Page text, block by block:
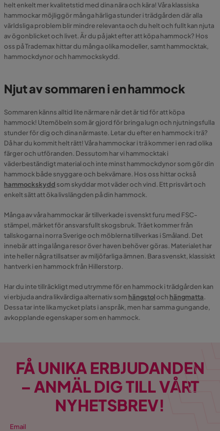
helt enkelt mer kvalitetstid med dina nära och kära! Våra klassiska
hammockar möjliggör många härliga stunder i trädgården där alla
världsliga problem blir mindre relevanta och du helt och fullt kan njuta
av ögonblicket och livet. Är du på jakt efter att köpa hammock? Hos
oss på Trademax hittar du många olika modeller, samt hammocktak,
hammockdynor och hammockskydd.
Njut av sommaren i en hammock
Sommaren känns alltid lite närmare när det är tid för att köpa
hammock! Utemöbeln som är gjord för bringa lugn och njutningsfulla
stunder för dig och dina närmaste. Letar du efter en hammock i trä?
Då har du kommit helt rätt! Våra hammockar i trä kommer i en rad olika
färger och utföranden. Dessutom har vi hammocktak i
väderbeständigt material och inte minst hammockdynor som gör din
hammock både snyggare och bekvämare. Hos oss hittar också
hammockskydd som skyddar mot väder och vind. Ett prisvärt och
enkelt sätt att öka livslängden på din hammock.
Många av våra hammockar är tillverkade i svenskt furu med FSC-
stämpel, märket för ansvarsfullt skogsbruk. Träet kommer från
tallskogarna i norra Sverige och möblerna tillverkas i Småland. Det
innebär att inga långa resor över haven behöver göras. Materialet har
inte heller några tillsatser av miljöfarliga ämnen. Bara svenskt, klassiskt
hantverk i en hammock från Hillerstorp.
Har du inte tillräckligt med utrymme för en hammock i trädgården kan
vi erbjuda andra likvärdiga alternativ som hängstoloch hängmatta.
Dessa tar inte lika mycket plats i anspråk, men har samma gungande,
avkopplande egenskaper som en hammock.
FÅ UNIKA ERBJUDANDEN
– ANMÄL DIG TILL VÅRT
NYHETSBREV!
Email